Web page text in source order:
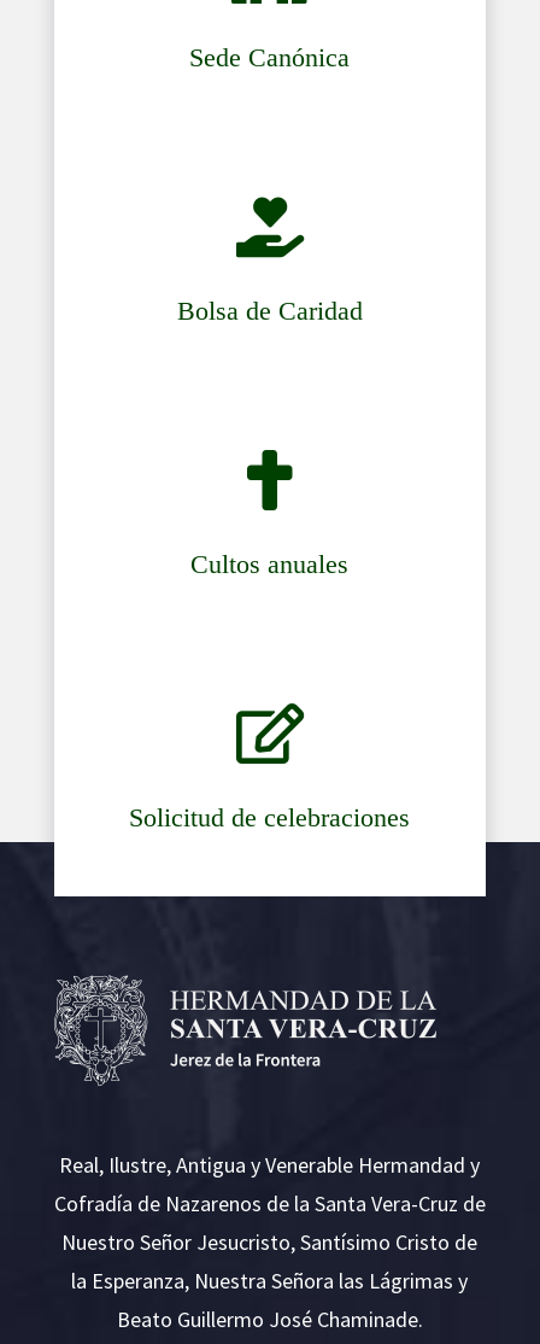
Sede Canónica

Bolsa de Caridad

Cultos anuales

Solicitud de celebraciones
Real, Ilustre, Antigua y Venerable Hermandad y
Cofradía de Nazarenos de la Santa Vera-Cruz de
Nuestro Señor Jesucristo, Santísimo Cristo de
la Esperanza, Nuestra Señora las Lágrimas y
Beato Guillermo José Chaminade.